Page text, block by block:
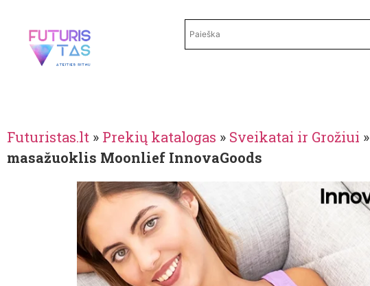
Futuristas.lt » Prekių katalogas » Sveikatai ir Grožiui »
masažuoklis Moonlief InnovaGoods